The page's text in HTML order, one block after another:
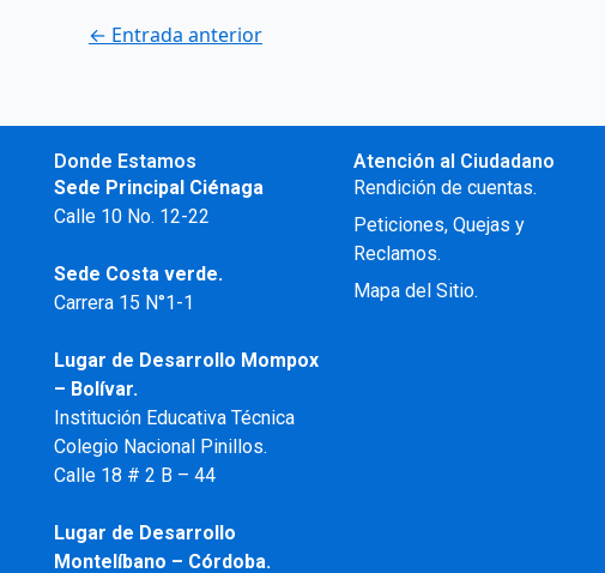
← Entrada anterior
Donde Estamos
Sede Principal Ciénaga
Calle 10 No. 12-22
Sede Costa verde.
Carrera 15 N°1-1
Lugar de Desarrollo Mompox
– Bolívar.
Institución Educativa Técnica
Colegio Nacional Pinillos.
Calle 18 # 2 B – 44
Lugar de Desarrollo
Montelíbano – Córdoba.
Atención al Ciudadano
Rendición de cuentas.
Peticiones, Quejas y
Reclamos.
Mapa del Sitio.